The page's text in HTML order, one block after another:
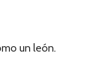
un león.